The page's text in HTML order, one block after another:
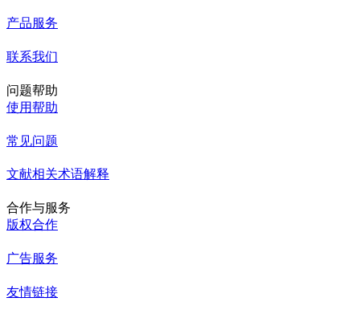
产品服务
联系我们
问题帮助
使用帮助
常见问题
文献相关术语解释
合作与服务
版权合作
广告服务
友情链接